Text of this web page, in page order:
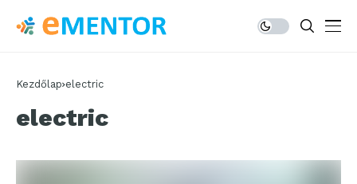
Kezdőlap electric
electric